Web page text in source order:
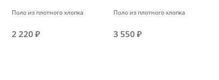
Поло из плотного хлопка
2 220 ₽
Поло из плотного хлопка
3 550 ₽